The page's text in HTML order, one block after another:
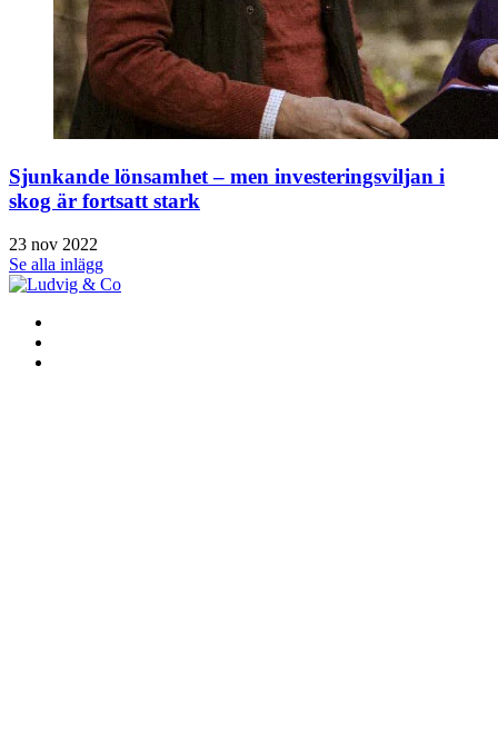
Sjunkande lönsamhet – men investeringsviljan i
skog är fortsatt stark
23 nov 2022
Se alla inlägg